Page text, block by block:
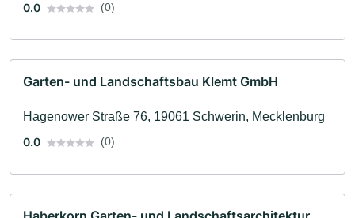
0.0
(0)
Garten- und Landschaftsbau Klemt GmbH
Hagenower Straße 76, 19061 Schwerin, Mecklenburg
0.0
(0)